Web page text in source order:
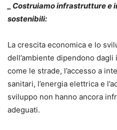
_ Costruiamo infrastrutture
sostenibili:
La crescita economica e lo
dell’ambiente dipendono
come le strade, l’accesso a
sanitari, l’energia elettrica e
sviluppo non hanno ancora
adeguati.